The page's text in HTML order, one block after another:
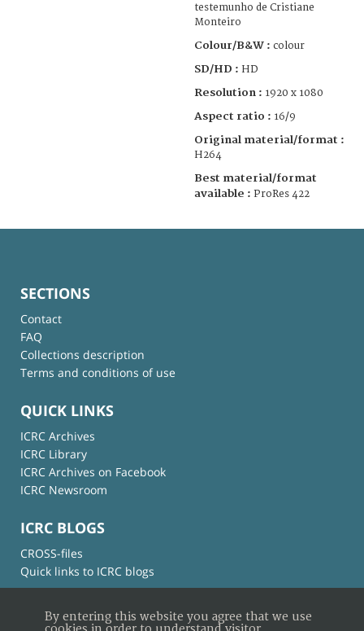
testemunho de Cristiane
Monteiro
Colour/B&W : colour
SD/HD : HD
Resolution : 1920 x 1080
Aspect ratio : 16/9
Original material/format :
H264
Best material/format
available : ProRes 422
SECTIONS
Contact
FAQ
Collections description
Terms and conditions of use
QUICK LINKS
ICRC Archives
ICRC Library
ICRC Archives on Facebook
ICRC Newsroom
ICRC BLOGS
CROSS-files
Quick links to ICRC blogs
By entering this website you agree that we use